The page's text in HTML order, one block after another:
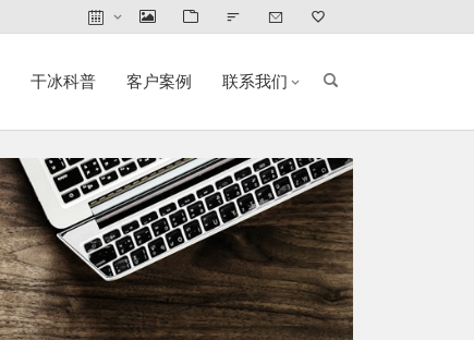
干冰科普 客户案例 联系我们